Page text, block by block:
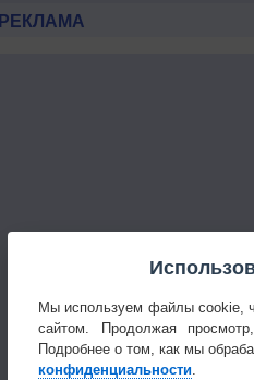
РЕКЛАМА
Мы используем файлы cookie,
сайтом. Продолжая
Подробнее о том, как мы
конфиденциальности